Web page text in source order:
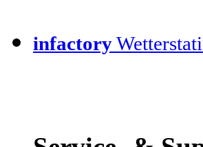
infactory